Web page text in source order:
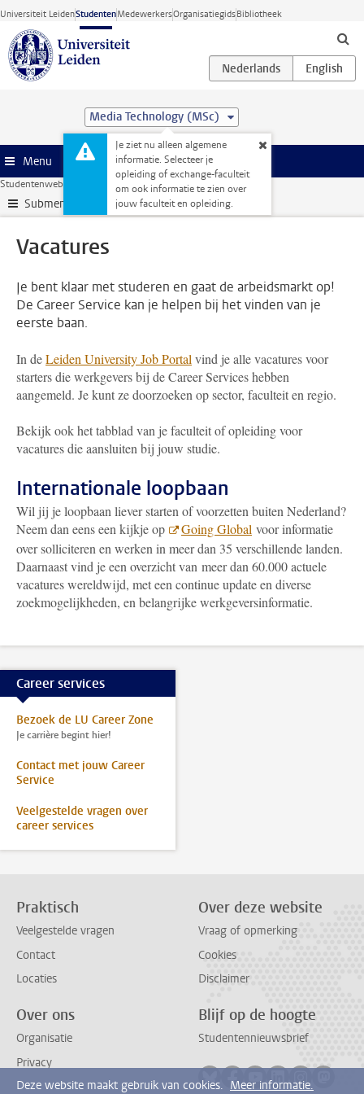
Ga direct naar de inhoud
Universiteit LeidenStudentenMedewerkersOrganisatiegidsBibliotheek
Media Technology (MSc)
Je ziet nu alleen algemene
informatie. Selecteer je
opleiding of exchange-faculteit
om ook informatie te zien over
jouw faculteit en opleiding.
Menu
Studentenwebsite Stage & loopbaan Vacatures
Submenu
Vacatures
Je bent klaar met studeren en gaat de arbeidsmarkt op!
De Career Service kan je helpen bij het vinden van je
eerste baan.
In deLeiden University Job Portal vind je alle vacatures voor
starters die werkgevers bij de Career Services hebben
aangemeld. Je kunt ze doorzoeken op sector, faculteit en regio.
Bekijk ook het tabblad van je faculteit of opleiding voor
vacatures die aansluiten bij jouw studie.
Internationale loopbaan
Wil jij je loopbaan liever starten of voorzetten buiten Nederland?
Neem dan eens een kijkje op
Going Global voor informatie
over solliciteren en werken in meer dan 35 verschillende landen.
Daarnaast vind je een overzicht van meer dan 60.000 actuele
vacatures wereldwijd, met een continue update en diverse
zoekmogelijkheden, en belangrijke werkgeversinformatie.
Career services
Bezoek de LU Career Zone
Je carrière begint hier!
Contact met jouw Career
Service
Veelgestelde vragen over
career services
Praktisch
Veelgestelde vragen
Contact
Locaties
Over deze website
Vraag of opmerking
Cookies
Disclaimer
Over ons
Organisatie
Privacy
Blijf op de hoogte
Studentennieuwsbrief
Deze website maakt gebruik van cookies. Meer informatie.